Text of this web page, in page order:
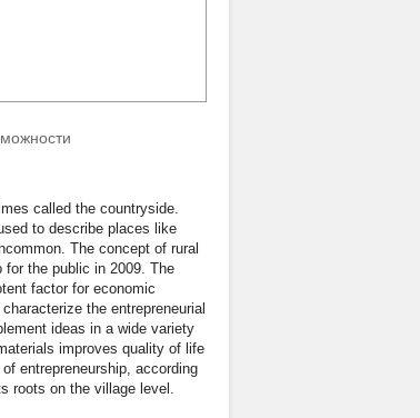
called the countryside.
to describe places like
The concept of rural
for the public in 2009. The
factor for economic
the entrepreneurial
ideas in a wide variety
improves quality of life
entrepreneurship, according
roots on the village level.